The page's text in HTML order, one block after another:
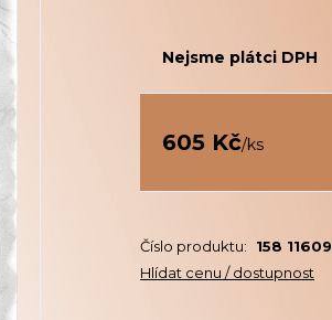
Nejsme plátci DPH
605 Kč/ks
Číslo produktu: 158 11609
Hlídat cenu / dostupnost